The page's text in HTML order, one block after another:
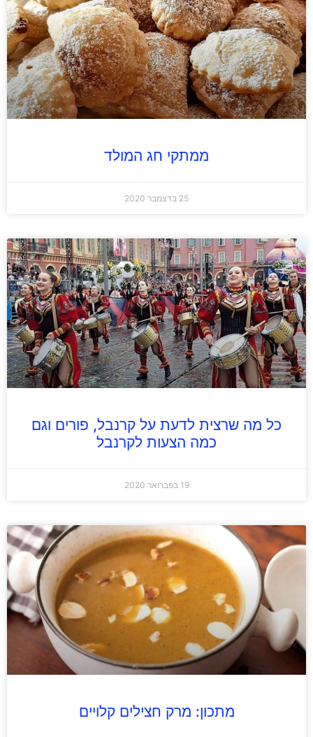
ממתקי חג המולד
25 בדצמבר 2020
כל מה שרצית לדעת על קרנבל, פורים וגם
כמה הצעות לקרנבל
19 בפברואר 2020
מתכון: מרק חצילים קלויים